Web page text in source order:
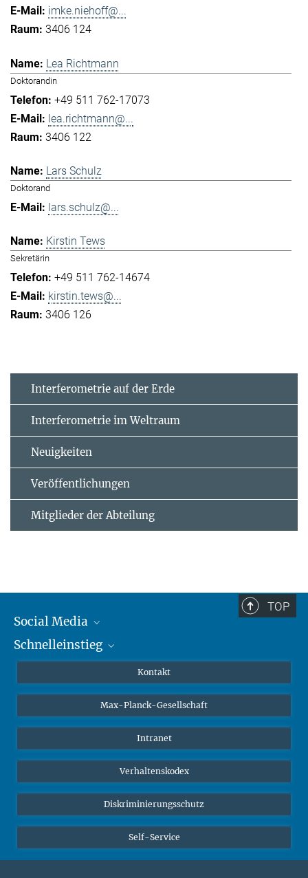
imke.niehoff@...
3406 124
Lea Richtmann
Doktorandin
+49 511 762-17073
lea.richtmann@...
3406 122
Lars Schulz
Doktorand
lars.schulz@...
Kirstin Tews
Sekretärin
+49 511 762-14674
kirstin.tews@...
3406 126
Interferometrie auf der Erde
Interferometrie im Weltraum
Neuigkeiten
Veröffentlichungen
Mitglieder der Abteilung
TOP
Social Media
Mastodon
Schnelleinstieg
Studierende
Schüler*innen
Öffentlichkeit
Alumnae | Alumni
Kontakt
Max-Planck-Gesellschaft
Intranet
Verhaltenskodex
Diskriminierungsschutz
Self-Service